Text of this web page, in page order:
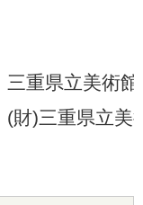
三重県立美術館
(財)三重県立美